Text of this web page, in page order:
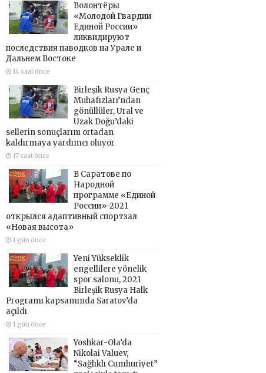
Волонтёры
«Молодой Гвардии
Единой России»
ликвидируют
последствия паводков на Урале и
Дальнем Востоке
14 saat önce
Birleşik Rusya Genç
Muhafızları’ndan
gönüllüler, Ural ve
Uzak Doğu’daki
sellerin sonuçlarını ortadan
kaldırmaya yardımcı oluyor
17 saat önce
В Саратове по
Народной
программе «Единой
России»-2021
открылся адаптивный спортзал
«Новая высота»
1 gün önce
Yeni Yükseklik
engellilere yönelik
spor salonu, 2021
Birleşik Rusya Halk
Programı kapsamında Saratov’da
açıldı
1 gün önce
Yoshkar-Ola’da
Nikolai Valuev,
“Sağlıklı Cumhuriyet”